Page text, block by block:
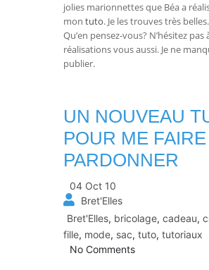
jolies marionnettes que Béa a
mon tuto. Je les trouves très
Qu’en pensez-vous? N’hésitez pas
réalisations vous aussi. Je ne
publier.
UN NOUVEAU
POUR ME FAIRE
PARDONNER
04 Oct 10
Bret'Elles
Bret'Elles, bricolage, cadeau,
fille, mode, sac, tuto, tutoriaux
No Comments